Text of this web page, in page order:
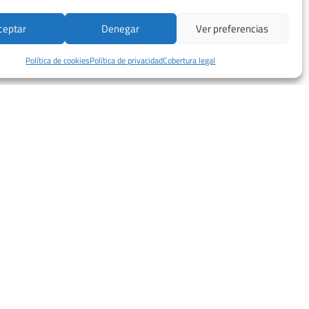
Denegar Ver preferencias
Política de cookiesPolítica de privacidadCobertura legal